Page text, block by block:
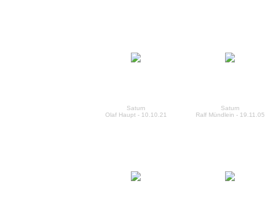
Saturn
Olaf Haupt - 10.10.21
Saturn
Ralf Mündlein - 19.11.05